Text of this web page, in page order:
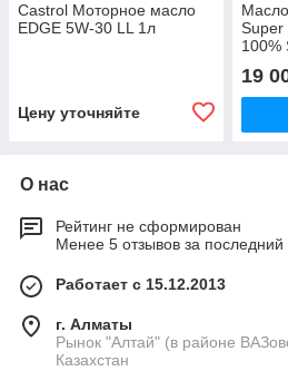
Castrol Моторное масло
EDGE 5W-30 LL 1л
Цену уточняйте
Super
100%
19
О нас
Рейтинг не сформирован
Менее 5 отзывов за последний
Работает с 15.12.2013
г. Алматы
Рынок "Алтай" (в районе
Казахстан